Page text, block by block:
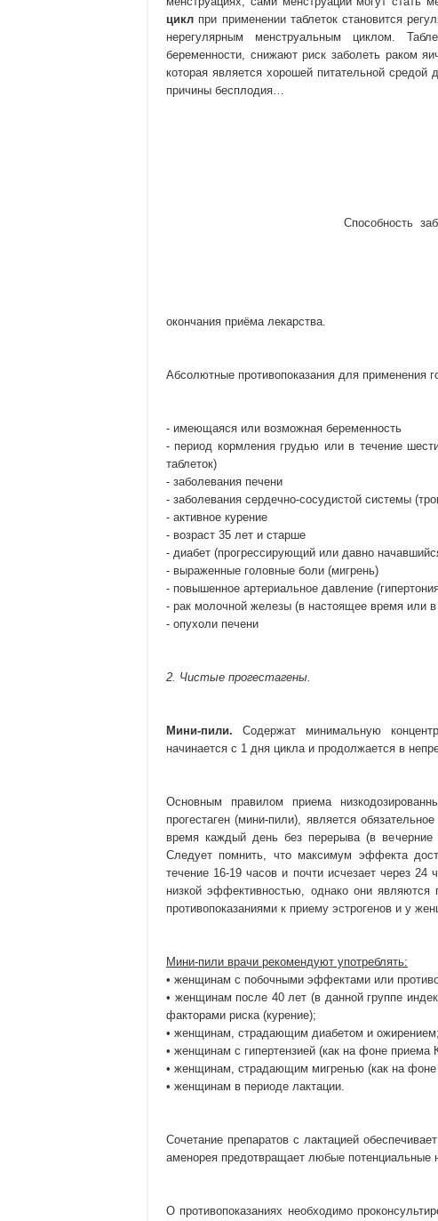
цикл при применении таблеток становится
нерегулярным менструальным циклом.
беременности, снижают риск заболеть раком
которая является хорошей питательной
причины бесплодия…
Способность
окончания приёма лекарства.
Абсолютные противопоказания для применения
- имеющаяся или возможная беременность
- период кормления грудью или в течение
таблеток)
- заболевания печени
- заболевания сердечно-сосудистой системы
- активное курение
- возраст 35 лет и старше
- диабет (прогрессирующий или давно
- выраженные головные боли (мигрень)
- повышенное артериальное давление
- рак молочной железы (в настоящее время или
- опухоли печени
2. Чистые прогестагены.
Мини-пили. Содержат минимальную
начинается с 1 дня цикла и продолжается в
Основным правилом приема
прогестаген (мини-пили), является
время каждый день без перерыва (в
Следует помнить, что максимум эффекта
течение 16-19 часов и почти исчезает через
низкой эффективностью, однако они
противопоказаниями к приему эстрогенов и у
Мини-пили врачи рекомендуют употреблять:
• женщинам с побочными эффектами или
• женщинам после 40 лет (в данной группе
факторами риска (курение);
• женщинам, страдающим диабетом и ожирением;
• женщинам с гипертензией (как на фоне приема
• женщинам, страдающим мигренью (как на фоне
• женщинам в периоде лактации.
Сочетание препаратов с лактацией
аменорея предотвращает любые потенциальные
О противопоказаниях необходимо